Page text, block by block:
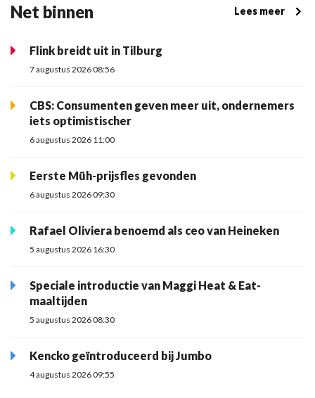
Net binnen Lees meer
Flink breidt uit in Tilburg
7 augustus 2026 08:56
CBS: Consumenten geven meer uit, ondernemers
iets optimistischer
6 augustus 2026 11:00
Eerste Müh-prijsfles gevonden
6 augustus 2026 09:30
Rafael Oliviera benoemd als ceo van Heineken
5 augustus 2026 16:30
Speciale introductie van Maggi Heat & Eat-
maaltijden
5 augustus 2026 08:30
Kencko geïntroduceerd bij Jumbo
4 augustus 2026 09:55